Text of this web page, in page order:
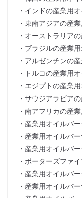
・インドの産業用
・東南アジアの産
・オーストラリア
・ブラジルの産業
・アルゼンチンの
・トルコの産業用
・エジプトの産業
・サウジアラビア
・南アフリカの産
・産業用オイルバ
・産業用オイルバ
・産業用オイルバ
・ポーターズファ
・産業用オイルバ
・産業用オイルバ